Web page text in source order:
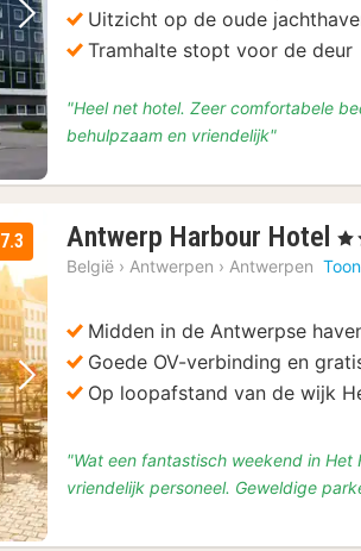
Volgende foto
Uitzicht op de oude
Tramhalte stopt voor de deur
"Heel net hotel. Zeer comfortabele
behulpzaam en vriendelijk"
Volgende foto
7.3 Antwerp Harbour Hotel 4
€
, 3
België › Antwerpen › Antwerpen
Midden in de Antwerpse
Goede OV-verbinding en
Op loopafstand van de wijk
"Wat een fantastisch weekend in
vriendelijk personeel. Geweldige